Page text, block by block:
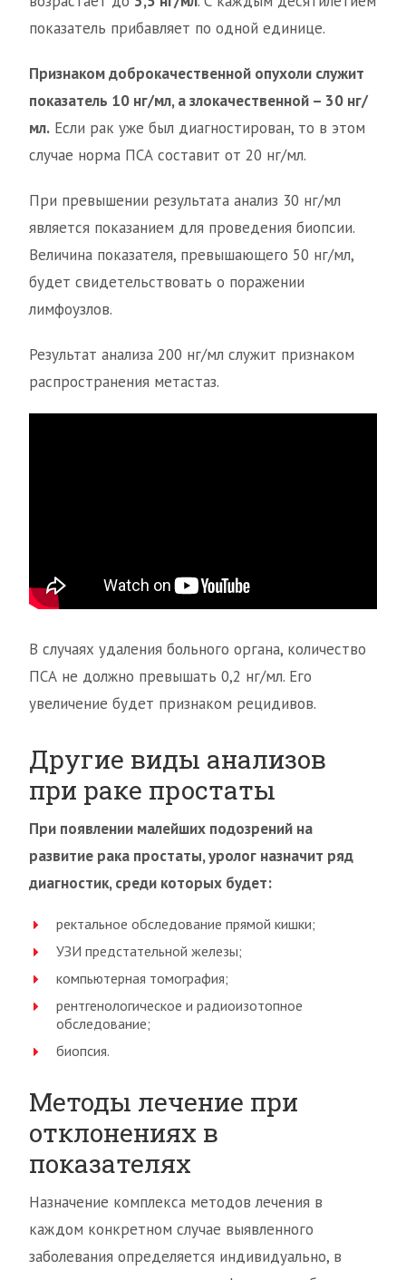
показатель прибавляет по одной единице.
Признаком доброкачественной опухоли служит
показатель 10 нг/мл, а злокачественной – 30 нг/
мл. Если рак уже был диагностирован, то в этом
случае норма ПСА составит от 20 нг/мл.
При превышении результата анализ 30 нг/мл
является показанием для проведения биопсии.
Величина показателя, превышающего 50 нг/мл,
будет свидетельствовать о поражении
лимфоузлов.
Результат анализа 200 нг/мл служит признаком
распространения метастаз.
В случаях удаления больного органа, количество
ПСА не должно превышать 0,2 нг/мл. Его
увеличение будет признаком рецидивов.
Другие виды анализов
при раке простаты
При появлении малейших подозрений на
развитие рака простаты, уролог назначит ряд
диагностик, среди которых будет:
ректальное обследование прямой кишки;
УЗИ предстательной железы;
компьютерная томография;
рентгенологическое и радиоизотопное
обследование;
биопсия.
Методы лечение при
отклонениях в
показателях
Назначение комплекса методов лечения в
каждом конкретном случае выявленного
заболевания определяется индивидуально, в